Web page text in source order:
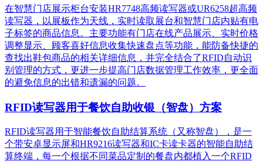
在智慧门店展示柜台安装HR7748高频读写器或UR6258超高频
读写器，以展板作为天线，实时读取展台和智慧门店内贴有电
子标签的商品信息。主要功能有门店在线产品展示、实时价格
调整显示、顾客喜好信息收集快速盘点等功能，能防备快捷的
查找出鞋包商品的相关详细信息，并完全结合了RFID自动识
别管理的方式，更进一步提高门店数据管理工作效率，更全面
的避免信息的出错和遗漏的问题。
RFID读写器用于餐饮自助收银（智盘）方案
RFID读写器用于智能餐饮自助结算系统（又称智盘），是一
个带安卓显示屏和HR9216读写器和IC卡读卡器的智能自助结
算终端，每一个根据不同菜品定制的餐盘内都植入一个RFID